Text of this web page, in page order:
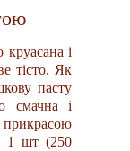
і
тісто. Як
пасту
смачна і
1 шт (250